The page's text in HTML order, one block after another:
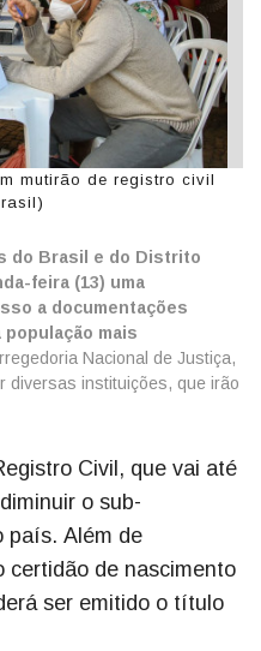
mutirão de registro civil
do Brasil e do Distrito
feira (13) uma
a documentações
mais
Nacional de Justiça,
diversas instituições, que irão
Civil, que vai até
o sub-
país. Além de
certidão de nascimento
ser emitido o título